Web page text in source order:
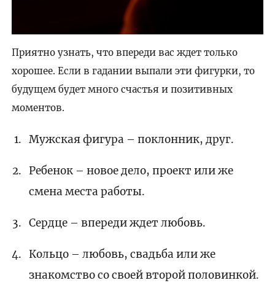
Приятно узнать, что впереди вас ждет только
хорошее. Если в гадании выпали эти фигурки, то
будущем будет много счастья и позитивных
моментов.
Мужская фигура – поклонник, друг.
Ребенок – новое дело, проект или же
смена места работы.
Сердце – впереди ждет любовь.
Кольцо – любовь, свадьба или же
знакомство со своей второй половинкой.